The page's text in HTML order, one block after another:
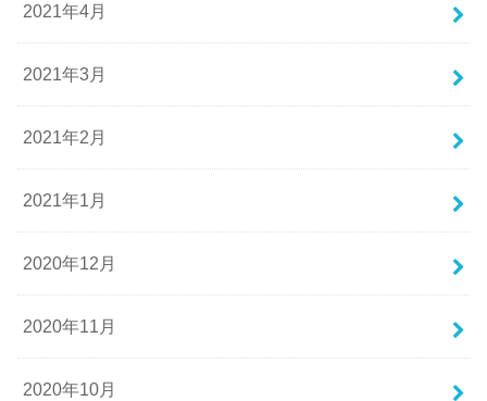
2021年4月
2021年3月
2021年2月
2021年1月
2020年12月
2020年11月
2020年10月